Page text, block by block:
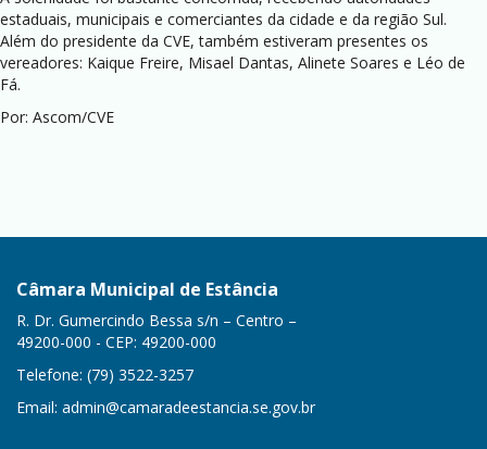
estaduais, municipais e comerciantes da cidade e da região Sul.
Além do presidente da CVE, também estiveram presentes os
vereadores: Kaique Freire, Misael Dantas, Alinete Soares e Léo de
Fá.
Por: Ascom/CVE
Câmara Municipal de Estância
R. Dr. Gumercindo Bessa s/n – Centro –
49200-000 - CEP: 49200-000
Telefone: (79) 3522-3257
Email: admin@camaradeestancia.se.gov.br